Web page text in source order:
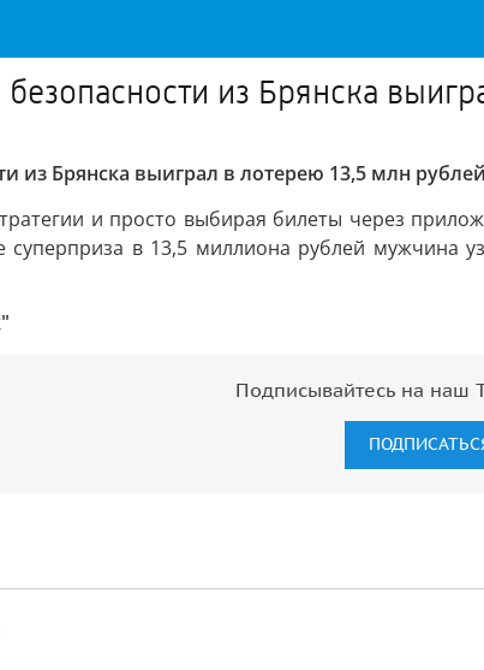
из Брянска
из Брянска выиграл в лотерею 13,5 млн рублей
и просто выбирая билеты через
в 13,5 миллиона рублей мужчина
Подписывайтесь на наш